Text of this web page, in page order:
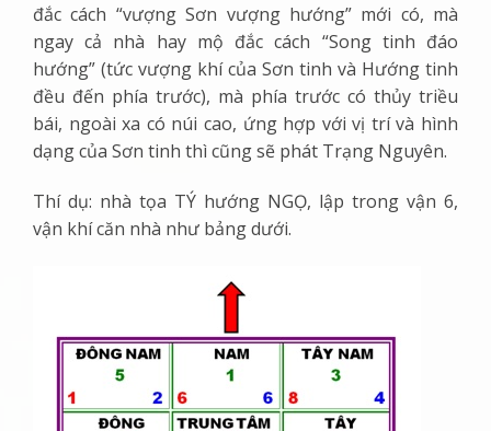
đắc cách “vượng Sơn vượng hướng” mới có, mà
ngay cả nhà hay mộ đắc cách “Song tinh đáo
hướng” (tức vượng khí của Sơn tinh và Hướng tinh
đều đến phía trước), mà phía trước có thủy triều
bái, ngoài xa có núi cao, ứng hợp với vị trí và hình
dạng của Sơn tinh thì cũng sẽ phát Trạng Nguyên.
Thí dụ: nhà tọa TÝ hướng NGỌ, lập trong vận 6,
vận khí căn nhà như bảng dưới.